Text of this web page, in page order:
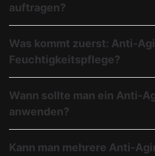
auftragen?
Was kommt zuerst: Anti-
Feuchtigkeitspflege?
Wann sollte man ein Anti-
anwenden?
Kann man mehrere Anti-